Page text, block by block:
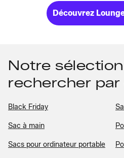
Découvrez
Notre
rechercher
Black Friday
Sac à main
Sacs pour ordinateur portable